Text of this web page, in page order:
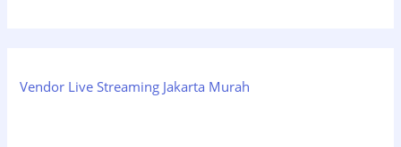
Vendor Live Streaming Jakarta Murah